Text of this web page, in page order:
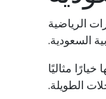
الرياضية
مثاليًا
الطويلة.